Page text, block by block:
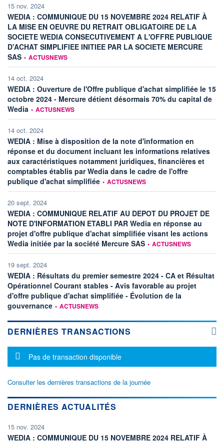
15 nov. 2024
WEDIA : COMMUNIQUE DU 15 NOVEMBRE 2024 RELATIF À
LA MISE EN OEUVRE DU RETRAIT OBLIGATOIRE DE LA
SOCIETE WEDIA CONSECUTIVEMENT A L'OFFRE PUBLIQUE
D'ACHAT SIMPLIFIEE INITIEE PAR LA SOCIETE MERCURE
SASinformation fournie par
• ACTUSNEWS
14 oct. 2024
WEDIA : Ouverture de l'Offre publique d'achat simplifiée le 15
octobre 2024 - Mercure détient désormais 70% du capital de
Wedia information fournie par
• ACTUSNEWS
14 oct. 2024
WEDIA : Mise à disposition de la note d'information en
réponse et du document incluant les informations relatives
aux caractéristiques notamment juridiques, financières et
comptables établis par Wedia dans le cadre de l'offre
publique d'achat simplifiée information fournie par
• ACTUSNEWS
20 sept. 2024
WEDIA : COMMUNIQUE RELATIF AU DEPOT DU PROJET DE
NOTE D'INFORMATION ETABLI PAR Wedia en réponse au
projet d'offre publique d'achat simplifiée visant les actions
Wedia initiée par la société Mercure SASinformation fournie par
• ACTUSNEWS
19 sept. 2024
WEDIA : Résultats du premier semestre 2024 - CA et Résultat
Opérationnel Courant stables - Avis favorable au projet
d'offre publique d'achat simplifiée - Évolution de la
gouvernance information fournie par
• ACTUSNEWS
DERNIÈRES TRANSACTIONS
Message d'information
Pas de transaction disponible
Consulter les dernières transactions de la journée
DERNIÈRES ACTUALITÉS
15 nov. 2024
WEDIA : COMMUNIQUE DU 15 NOVEMBRE 2024 RELATIF À